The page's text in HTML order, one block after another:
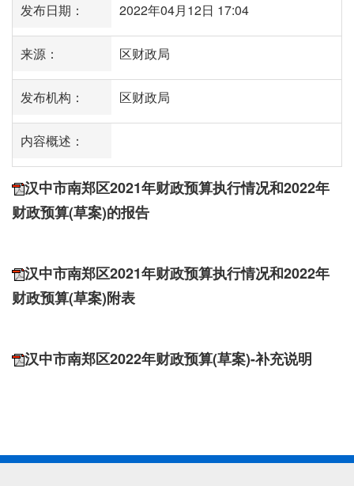
发布日期： 2022年04月12日 17:04
来源： 区财政局
发布机构： 区财政局
内容概述：
汉中市南郑区2021年财政预算执行情况和2022年
财政预算(草案)的报告
汉中市南郑区2021年财政预算执行情况和2022年
财政预算(草案)附表
汉中市南郑区2022年财政预算(草案)-补充说明